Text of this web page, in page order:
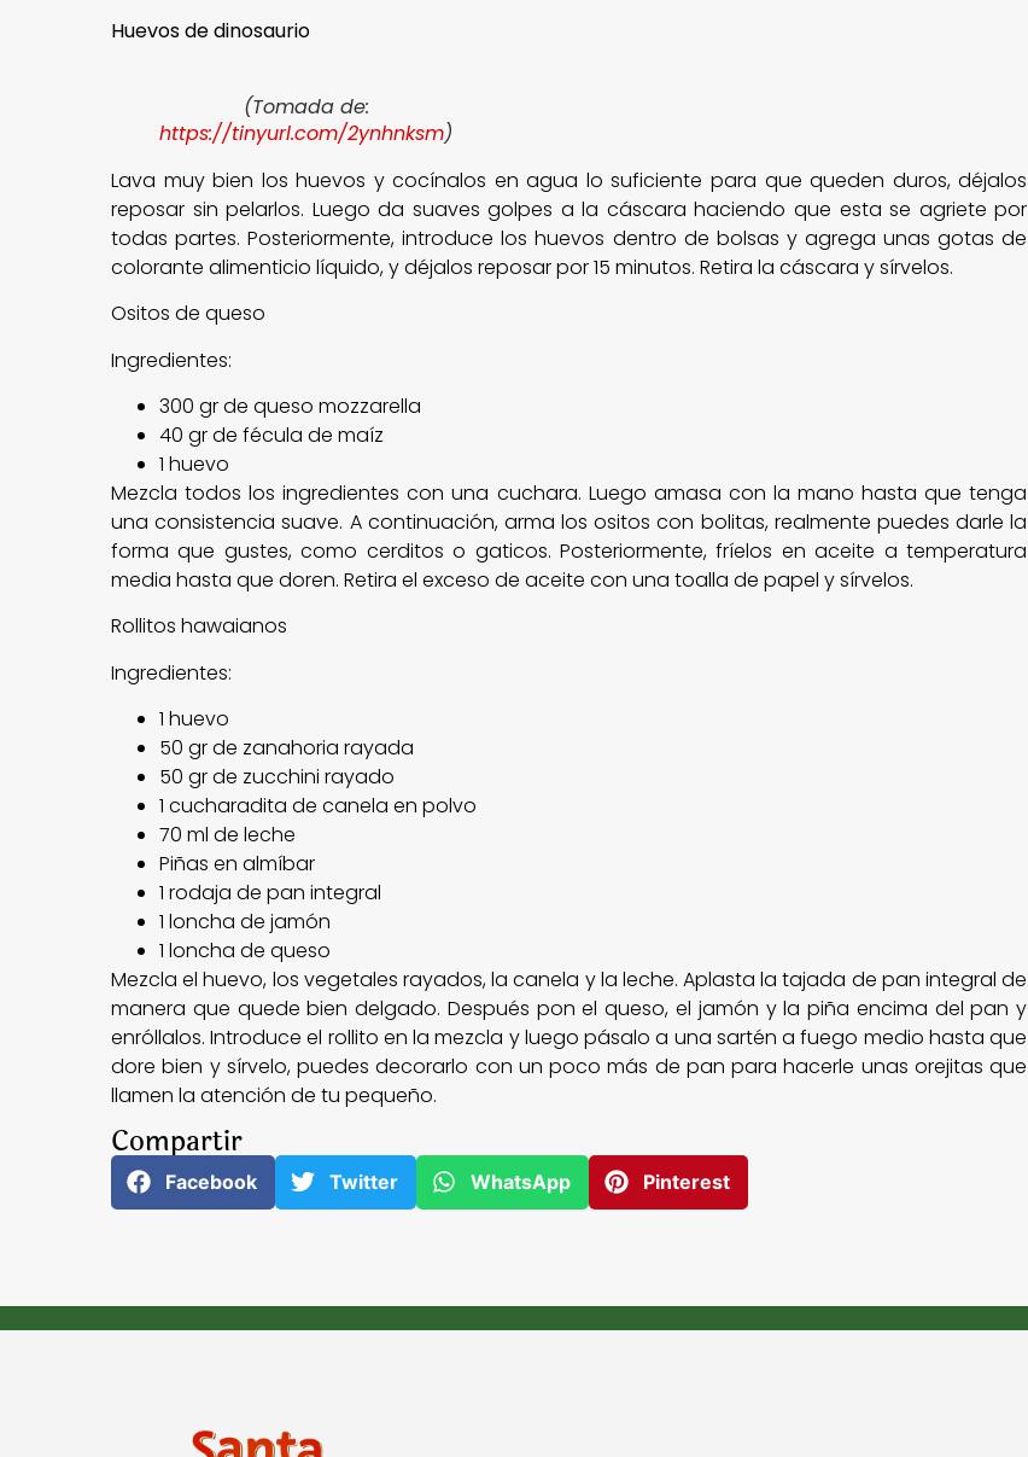
Huevos de dinosaurio
(Tomada de:
https://tinyurl.com/2ynhnksm)
Lava muy bien los huevos y cocínalos en agua lo suficiente para que queden duros, déjalos
reposar sin pelarlos. Luego da suaves golpes a la cáscara haciendo que esta se agriete por
todas partes. Posteriormente, introduce los huevos dentro de bolsas y agrega unas gotas de
colorante alimenticio líquido, y déjalos reposar por 15 minutos. Retira la cáscara y sírvelos.
Ositos de queso
Ingredientes:
300 gr de queso mozzarella
40 gr de fécula de maíz
1 huevo
Mezcla todos los ingredientes con una cuchara. Luego amasa con la mano hasta que tenga
una consistencia suave. A continuación, arma los ositos con bolitas, realmente puedes darle la
forma que gustes, como cerditos o gaticos. Posteriormente, fríelos en aceite a temperatura
media hasta que doren. Retira el exceso de aceite con una toalla de papel y sírvelos.
Rollitos hawaianos
Ingredientes:
1 huevo
50 gr de zanahoria rayada
50 gr de zucchini rayado
1 cucharadita de canela en polvo
70 ml de leche
Piñas en almíbar
1 rodaja de pan integral
1 loncha de jamón
1 loncha de queso
Mezcla el huevo, los vegetales rayados, la canela y la leche. Aplasta la tajada de pan integral de
manera que quede bien delgado. Después pon el queso, el jamón y la piña encima del pan y
enróllalos. Introduce el rollito en la mezcla y luego pásalo a una sartén a fuego medio hasta que
dore bien y sírvelo, puedes decorarlo con un poco más de pan para hacerle unas orejitas que
llamen la atención de tu pequeño.
Compartir
Facebook Twitter WhatsApp Pinterest